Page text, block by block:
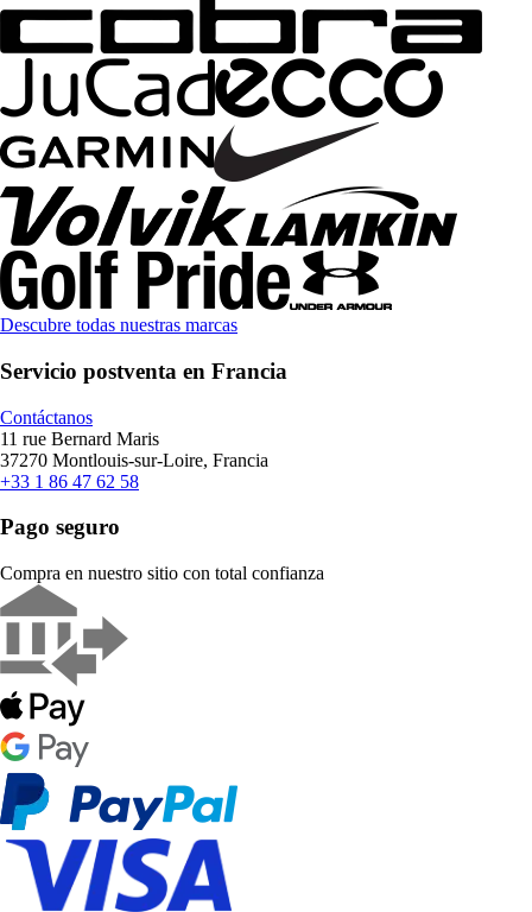
Descubre todas nuestras marcas
Servicio postventa en Francia
Contáctanos
11 rue Bernard Maris
37270 Montlouis-sur-Loire, Francia
+33 1 86 47 62 58
Pago seguro
Compra en nuestro sitio con total confianza